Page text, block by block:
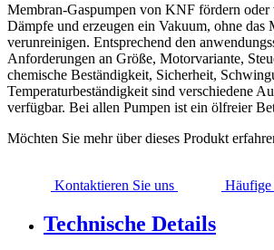
Membran-Gaspumpen von KNF fördern oder
Dämpfe und erzeugen ein Vakuum, ohne das
verunreinigen. Entsprechend den
Anforderungen an Größe, Motorvariante,
chemische Beständigkeit, Sicherheit,
Temperaturbeständigkeit sind verschiedene
verfügbar. Bei allen Pumpen ist ein ölfreier
Möchten Sie mehr über dieses Produkt
Kontaktieren Sie uns Häufige
Technische Details